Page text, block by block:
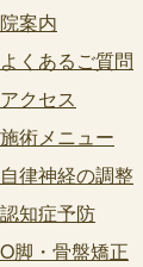
院案内
よくあるご質問
アクセス
施術メニュー
自律神経の調整
認知症予防
O脚・骨盤矯正